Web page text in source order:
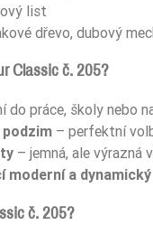
list
dřevo, dubový
Classic č. 205?
do práce, školy nebo
podzim – perfektní
– jemná, ale výrazná
moderní a
č. 205?